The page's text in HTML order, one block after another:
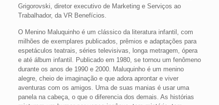
Grigorovski, diretor executivo de Marketing e Serviços ao
Trabalhador, da VR Benefícios.
O Menino Maluquinho é um clássico da literatura infantil, com
milhões de exemplares publicados, prêmios e adaptações para
espetáculos teatrais, séries televisivas, longa metragem, ópera
e até álbum infantil. Publicado em 1980, se tornou um fenômeno
durante os anos de 1990 e 2000. Maluquinho é um menino
alegre, cheio de imaginação e que adora aprontar e viver
aventuras com os amigos. Uma de suas manias é usar uma
panela na cabeça, o que o diferencia dos demais. As histórias